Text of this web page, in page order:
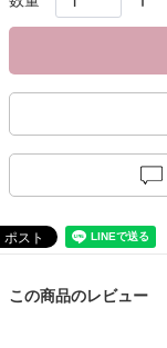
この商品のレビュー